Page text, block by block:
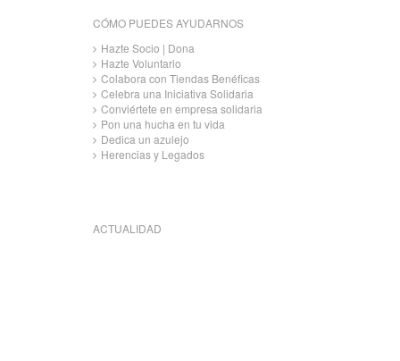
CÓMO PUEDES AYUDARNOS
Hazte Socio | Dona
Hazte Voluntario
Colabora con Tiendas Benéficas
Celebra una Iniciativa Solidaria
Conviértete en empresa solidaria
Pon una hucha en tu vida
Dedica un azulejo
Herencias y Legados
ACTUALIDAD